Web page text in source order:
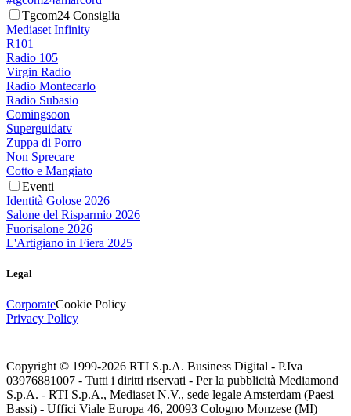
Tgcom24 Consiglia
Mediaset Infinity
R101
Radio 105
Virgin Radio
Radio Montecarlo
Radio Subasio
Comingsoon
Superguidatv
Zuppa di Porro
Non Sprecare
Cotto e Mangiato
Eventi
Identità Golose 2026
Salone del Risparmio 2026
Fuorisalone 2026
L'Artigiano in Fiera 2025
Legal
CorporateCookie Policy
Privacy Policy
Copyright © 1999-2026 RTI S.p.A. Business Digital - P.Iva
03976881007 - Tutti i diritti riservati - Per la pubblicità Mediamond
S.p.A. - RTI S.p.A., Mediaset N.V., sede legale Amsterdam (Paesi
Bassi) - Uffici Viale Europa 46, 20093 Cologno Monzese (MI)